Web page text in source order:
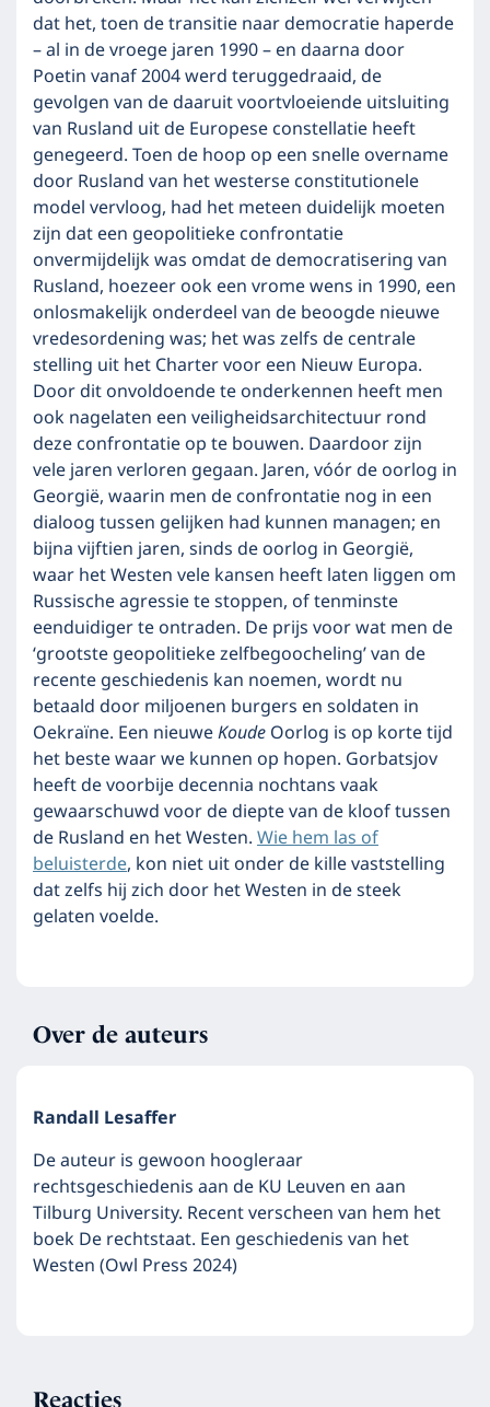
dat het, toen de transitie naar democratie haperde
– al in de vroege jaren 1990 – en daarna door
Poetin vanaf 2004 werd teruggedraaid, de
gevolgen van de daaruit voortvloeiende uitsluiting
van Rusland uit de Europese constellatie heeft
genegeerd. Toen de hoop op een snelle overname
door Rusland van het westerse constitutionele
model vervloog, had het meteen duidelijk moeten
zijn dat een geopolitieke confrontatie
onvermijdelijk was omdat de democratisering van
Rusland, hoezeer ook een vrome wens in 1990, een
onlosmakelijk onderdeel van de beoogde nieuwe
vredesordening was; het was zelfs de centrale
stelling uit het Charter voor een Nieuw Europa.
Door dit onvoldoende te onderkennen heeft men
ook nagelaten een veiligheidsarchitectuur rond
deze confrontatie op te bouwen. Daardoor zijn
vele jaren verloren gegaan. Jaren, vóór de oorlog in
Georgië, waarin men de confrontatie nog in een
dialoog tussen gelijken had kunnen managen; en
bijna vijftien jaren, sinds de oorlog in Georgië,
waar het Westen vele kansen heeft laten liggen om
Russische agressie te stoppen, of tenminste
eenduidiger te ontraden. De prijs voor wat men de
‘grootste geopolitieke zelfbegoocheling’ van de
recente geschiedenis kan noemen, wordt nu
betaald door miljoenen burgers en soldaten in
Oekraïne. Een nieuweKoudeOorlog is op korte tijd
het beste waar we kunnen op hopen. Gorbatsjov
heeft de voorbije decennia nochtans vaak
gewaarschuwd voor de diepte van de kloof tussen
de Rusland en het Westen.Wie hem las of
beluisterde, kon niet uit onder de kille vaststelling
dat zelfs hij zich door het Westen in de steek
gelaten voelde.
Over de auteurs
Randall Lesaffer
De auteur is gewoon hoogleraar
rechtsgeschiedenis aan de KU Leuven en aan
Tilburg University. Recent verscheen van hem het
boek De rechtstaat. Een geschiedenis van het
Westen (Owl Press 2024)
Reacties